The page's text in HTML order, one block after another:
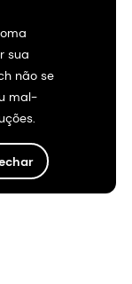
sua
não se
mal-